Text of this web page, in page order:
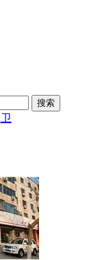
搜索